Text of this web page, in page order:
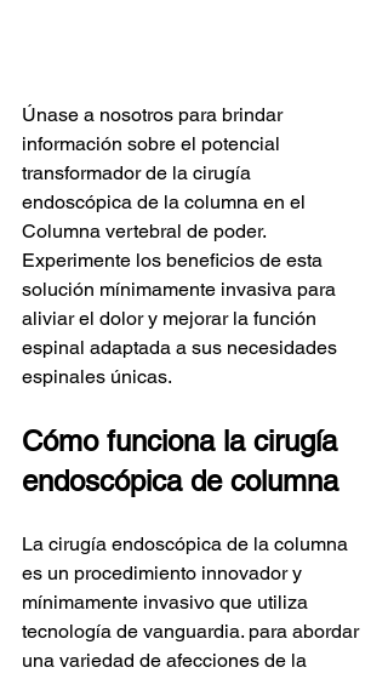
Únase a nosotros para brindar
información sobre el potencial
transformador de la cirugía
endoscópica de la columna en el
Columna vertebral de poder.
Experimente los beneficios de esta
solución mínimamente invasiva para
aliviar el dolor y mejorar la función
espinal adaptada a sus necesidades
espinales únicas.
Cómo funciona la cirugía
endoscópica de columna
La cirugía endoscópica de la columna
es un procedimiento innovador y
mínimamente invasivo que utiliza
tecnología de vanguardia. para abordar
una variedad de afecciones de la